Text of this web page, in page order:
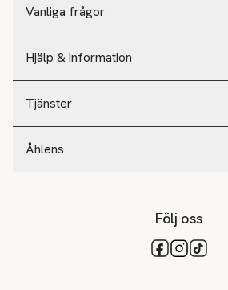
Vanliga frågor
Hjälp & information
Tjänster
Åhlens
Följ oss